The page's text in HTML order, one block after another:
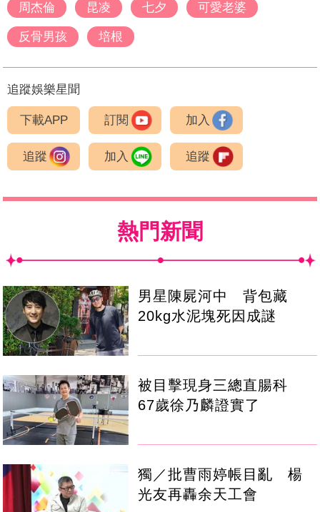
周杰倫
昆凌 七夕 可愛老婆
反骨男孩 培根
追蹤娛樂星聞
下載APP 訂閱 加入
追蹤 加入 追蹤
熱門新聞
男星陳屍河中 背包藏
20kg水泥塊死因成謎
被目擊現身三總直腸科
67歲徐乃麟證實了
獨／批曹雨婷帳目亂 楊
光友再轟余天工會